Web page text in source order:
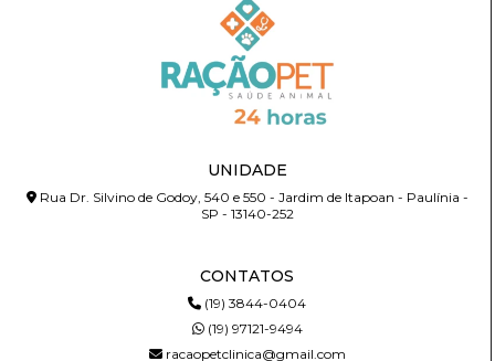
UNIDADE
Rua Dr. Silvino de Godoy, 540 e 550 - Jardim de Itapoan - Paulínia -
SP - 13140-252
CONTATOS
(19) 3844-0404
(19) 97121-9494
racaopetclinica@gmail.com